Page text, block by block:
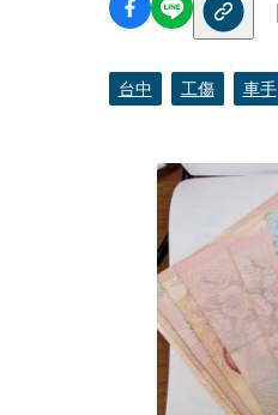
台中 工傷 車手